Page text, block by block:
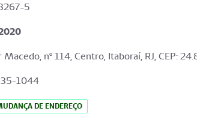
5
Macedo, nº 114, Centro, Itaboraí, RJ, CEP:
1044
DE ENDEREÇO